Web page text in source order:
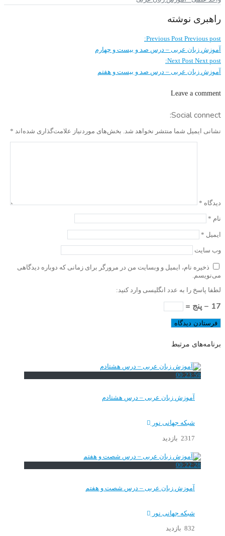
راهبری نوشته
Previous Post Previous post:
آموزش زبان عربی – درس صد و بيست و چهارم
Next Post Next post:
آموزش زبان عربی – درس صد و بيست و هفتم
Leave a comment
Social connect:
نشانی ایمیل شما منتشر نخواهد شد. بخش‌های موردنیاز علامت‌گذاری شده‌اند *
دیدگاه *
نام *
ایمیل *
وب‌ سایت
ذخیره نام، ایمیل و وبسایت من در مرورگر برای زمانی که دوباره دیدگاهی
می‌نویسم.
لطفا پاسخ را به عدد انگلیسی وارد کنید:
17 − پنج =
برنامه‌های مرتبط
00:23:59
آموزش زبان عربی – درس هشتادم
شبکه جهانی نور
2317 بازدید
00:22:28
آموزش زبان عربی – درس شصت و هفتم
شبکه جهانی نور
832 بازدید